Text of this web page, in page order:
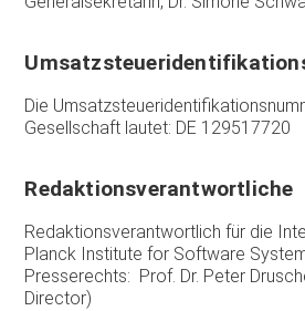
Die
Gesellschaft lautet: DE 129517720
Redaktionsverantwortliche
Redaktionsverantwortlich für die
Planck Institute for Software
Presserechts: Prof. Dr. Peter
Director)